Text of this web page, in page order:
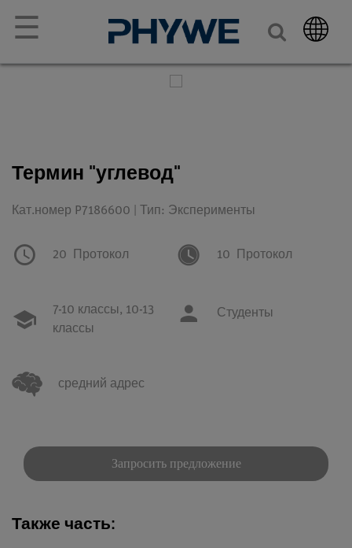
☰
Термин "углевод"
Кат.номер P7186600 | Тип: Эксперименты
20 Протокол 10 Протокол
7-10 классы, 10-13
классы
Студенты
средний адрес
Запросить предложение
Также часть: